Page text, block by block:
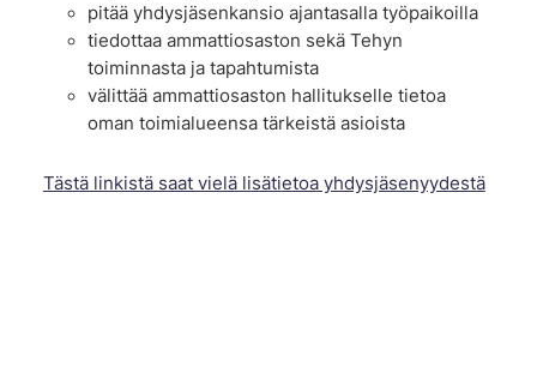
pitää yhdysjäsenkansio ajantasalla työpaikoilla
tiedottaa ammattiosaston sekä Tehyn
toiminnasta ja tapahtumista
välittää ammattiosaston hallitukselle tietoa
oman toimialueensa tärkeistä asioista
Tästä linkistä saat vielä lisätietoa yhdysjäsenyydestä